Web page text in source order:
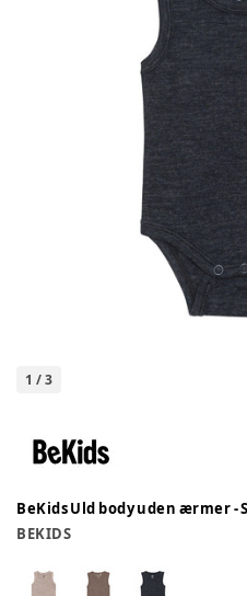
1 /3
BeKids Uld body uden ærmer -
BEKIDS